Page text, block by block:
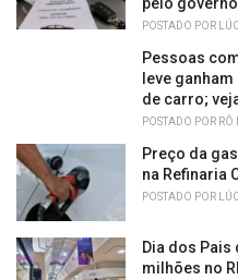
POSTADO POR
Pessoas
leve
de carro;
POSTADO POR RÔ
Preço da
na Refinaria
POSTADO POR
Dia dos Pais
milhões no